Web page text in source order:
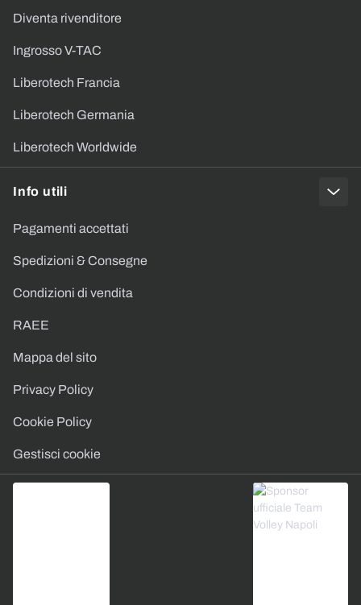
Diventa rivenditore
Ingrosso V-TAC
Liberotech Francia
Liberotech Germania
Liberotech Worldwide
Info utili
Pagamenti accettati
Spedizioni & Consegne
Condizioni di vendita
RAEE
Mappa del sito
Privacy Policy
Cookie Policy
Gestisci cookie